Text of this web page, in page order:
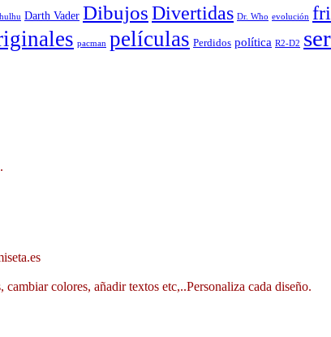
Darth Vader DibujosDivertidas Dr. Who evolución
pacman películas Perdidos política R2-D2
colores, añadir textos etc,..Personaliza cada diseño.